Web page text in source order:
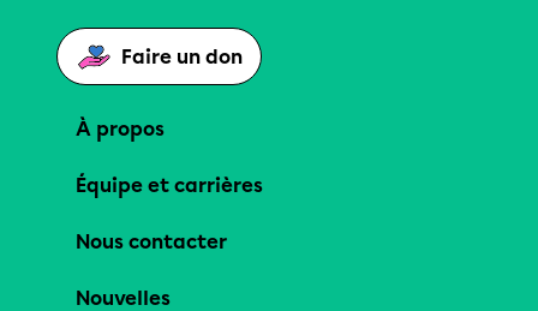
Faire un don
À propos
Équipe et carrières
Nous contacter
Nouvelles